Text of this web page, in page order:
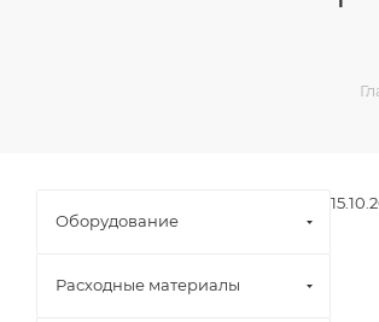
Оборудование
Расходные материалы